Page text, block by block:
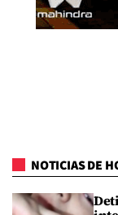
NOTICIAS DE